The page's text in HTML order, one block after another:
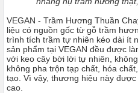
VEGAN - Trầm Hương Thuần
liệu có nguồn gốc từ gỗ trầm
trình tích trầm tự nhiên kéo dài ít
sản phẩm tại VEGAN đều được
với keo cây bời lời tự nhiên,
không pha trộn tạp chất, hóa
tạo. Vì vậy, thương hiệu này
cao.